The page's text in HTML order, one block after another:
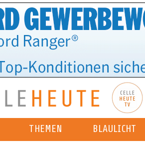
THEMEN BLAULICHT